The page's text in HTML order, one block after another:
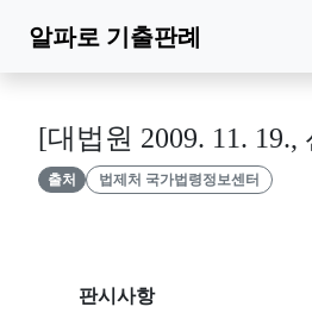
알파로 기출판례
[대법원 2009. 11.
출처 법제처 국가법령정보센터
판시사항